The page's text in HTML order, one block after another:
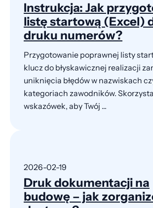
Instrukcja: Jak
listę startową (Excel)
druku numerów?
Przygotowanie poprawnej listy
klucz do błyskawicznej realizacji
uniknięcia błędów w nazwiskach
kategoriach zawodników.
wskazówek, aby Twój ...
2026-02-19
Druk dokumentacji na
budowę – jak